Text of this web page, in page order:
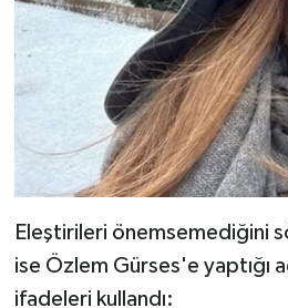
Eleştirileri önemsemediğini
ise Özlem Gürses'e yaptığı
ifadeleri kullandı: